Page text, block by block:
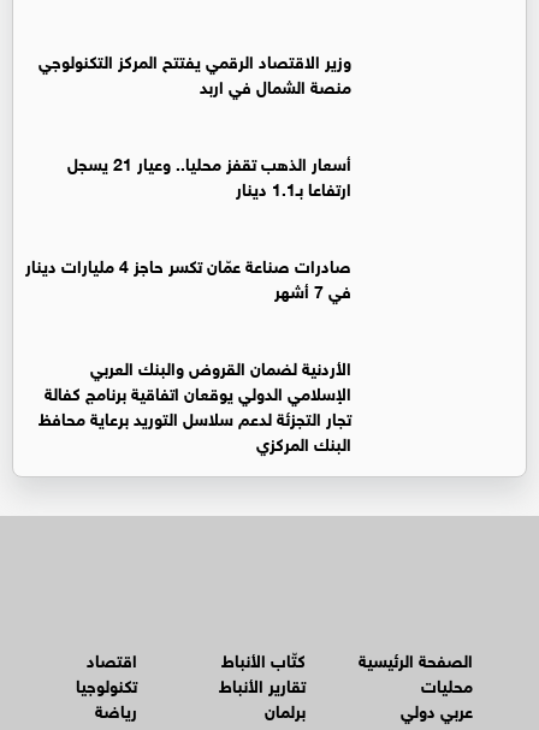
وزير الاقتصاد الرقمي يفتتح المركز التكنولوجي
منصة الشمال في اربد
أسعار الذهب تقفز محليا.. وعيار 21 يسجل
ارتفاعا بـ1.1 دينار
صادرات صناعة عمّان تكسر حاجز 4 مليارات دينار
في 7 أشهر
الأردنية لضمان القروض والبنك العربي
الإسلامي الدولي يوقعان اتفاقية برنامج كفالة
تجار التجزئة لدعم سلاسل التوريد برعاية محافظ
البنك المركزي
الصفحة الرئيسية
محليات
عربي دولي
كتّاب الأنباط
تقارير الأنباط
برلمان
اقتصاد
تكنولوجيا
رياضة